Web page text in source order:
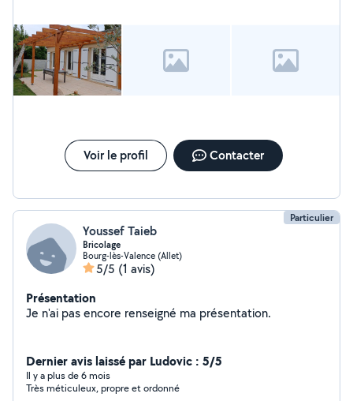
Voir le profil Contacter
Particulier
Youssef Taieb
Bricolage
Bourg-lès-Valence (Allet)
5/5 (1 avis)
Présentation
Je n'ai pas encore renseigné ma présentation.
Dernier avis laissé par Ludovic : 5/5
Il y a plus de 6 mois
Très méticuleux, propre et ordonné